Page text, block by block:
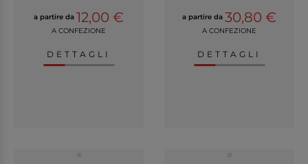
a partire da 12,00 €
A CONFEZIONE
DETTAGLI
a partire da 30,80 €
A CONFEZIONE
DETTAGLI